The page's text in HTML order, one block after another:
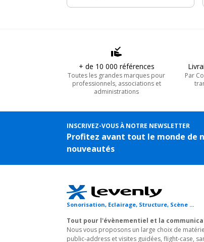
+ de 10 000 références
Toutes les grandes marques pour
professionnels, associations et
administrations
Par
INSCRIVEZ-VOUS À NOTRE NEWSLETTER
Profitez avant tout le monde de
nouveautés
Sonorisation, Eclairage, Structure, Scène ...
Tout pour l'évènementiel et la
Nous vous proposons un large choix de
public-address et visites guidées, flight-case,